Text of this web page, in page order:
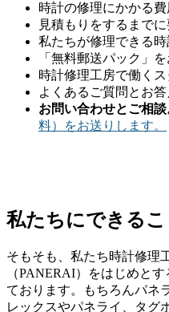
時計の修理にかかる費
見積もりをするまでに
私たちが修理できる時
「無料郵送パック」
時計修理工房で働くス
よくあるご質問とお答
お問い合わせとご相談
料）をお送りします。
私たちにできるこ
そもそも、私たち時計修理
（PANERAI）をはじめと
ております。もちろんパネ
レックスやパネライ、タグ